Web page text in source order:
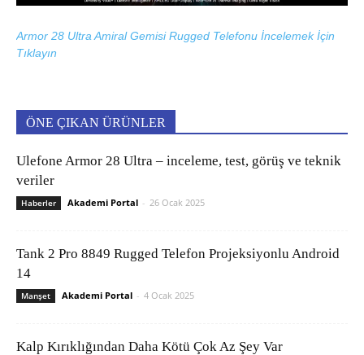
Armor 28 Ultra Amiral Gemisi Rugged Telefonu İncelemek İçin
Tıklayın
ÖNE ÇIKAN ÜRÜNLER
Ulefone Armor 28 Ultra – inceleme, test, görüş ve teknik
veriler
Haberler Akademi Portal - 26 Ocak 2025
Tank 2 Pro 8849 Rugged Telefon Projeksiyonlu Android
14
Manşet Akademi Portal - 4 Ocak 2025
Kalp Kırıklığından Daha Kötü Çok Az Şey Var